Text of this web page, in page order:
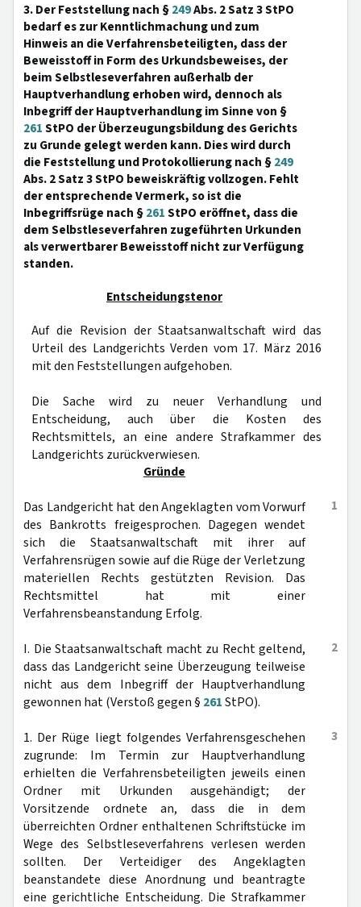
3. Der Feststellung nach §249Abs. 2 Satz 3 StPO
bedarf es zur Kenntlichmachung und zum
Hinweis an die Verfahrensbeteiligten, dass der
Beweisstoff in Form des Urkundsbeweises, der
beim Selbstleseverfahren außerhalb der
Hauptverhandlung erhoben wird, dennoch als
Inbegriff der Hauptverhandlung im Sinne von §
261StPO der Überzeugungsbildung des Gerichts
zu Grunde gelegt werden kann. Dies wird durch
die Feststellung und Protokollierung nach §249
Abs. 2 Satz 3 StPO beweiskräftig vollzogen. Fehlt
der entsprechende Vermerk, so ist die
Inbegriffsrüge nach §261StPO eröffnet, dass die
dem Selbstleseverfahren zugeführten Urkunden
als verwertbarer Beweisstoff nicht zur Verfügung
standen.
Entscheidungstenor
Auf die Revision der Staatsanwaltschaft wird das
Urteil des Landgerichts Verden vom 17. März 2016
mit den Feststellungen aufgehoben.
Die Sache wird zu neuer Verhandlung und
Entscheidung, auch über die Kosten des
Rechtsmittels, an eine andere Strafkammer des
Landgerichts zurückverwiesen.
Gründe
1
Das Landgericht hat den Angeklagten vom Vorwurf
des Bankrotts freigesprochen. Dagegen wendet
sich die Staatsanwaltschaft mit ihrer auf
Verfahrensrügen sowie auf die Rüge der Verletzung
materiellen Rechts gestützten Revision. Das
Rechtsmittel hat mit einer
Verfahrensbeanstandung Erfolg.
2
I. Die Staatsanwaltschaft macht zu Recht geltend,
dass das Landgericht seine Überzeugung teilweise
nicht aus dem Inbegriff der Hauptverhandlung
gewonnen hat (Verstoß gegen § 261StPO).
3
1. Der Rüge liegt folgendes Verfahrensgeschehen
zugrunde: Im Termin zur Hauptverhandlung
erhielten die Verfahrensbeteiligten jeweils einen
Ordner mit Urkunden ausgehändigt; der
Vorsitzende ordnete an, dass die in dem
überreichten Ordner enthaltenen Schriftstücke im
Wege des Selbstleseverfahrens verlesen werden
sollten. Der Verteidiger des Angeklagten
beanstandete diese Anordnung und beantragte
eine gerichtliche Entscheidung. Die Strafkammer